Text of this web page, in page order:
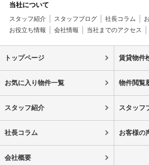
当社について
スタッフ紹介 スタッフブログ 社長コラム
お役立ち情報
会社情報 当社までのアクセス
トップページ 賃貸物件
お気に入り物件一覧 物件閲覧
スタッフ紹介 スタッフ
社長コラム お客様の
会社概要